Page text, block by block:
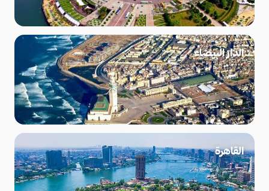
الدار البيضاء
القاهرة